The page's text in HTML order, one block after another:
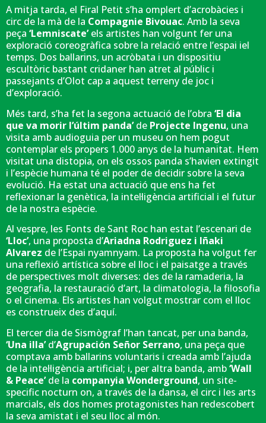
A mitja tarda, el Firal Petit s’ha omplert d’acrobàcies i
circ de la mà de la Compagnie Bivouac. Amb la seva
peça ‘Lemniscate’els artistes han volgunt fer una
exploració coreogràfica sobre la relació entre l’espai iel
temps. Dos ballarins, un acròbata i un dispositiu
escultòric bastant cridaner han atret al públic i
passejants d’Olot cap a aquest terreny de joc i
d’exploració.
Més tard, s’ha fet la segona actuació de l’obra ‘El dia
que va morir l’últim panda’de Projecte Ingenu, una
visita amb audioguia per un museu on hem pogut
contemplar els propers 1.000 anys de la humanitat. Hem
visitat una distopia, on els ossos panda s’havien extingit
i l’espècie humana té el poder de decidir sobre la seva
evolució. Ha estat una actuació que ens ha fet
reflexionar la genètica, la intel·ligència artificial i el futur
de la nostra espècie.
Al vespre, les Fonts de Sant Roc han estat l’escenari de
‘Lloc’, una proposta d’Ariadna Rodriguez i Iñaki
Alvarez de l’Espai nyamnyam. La proposta ha volgut fer
una reflexió artística sobre el lloc i el paisatge a través
de perspectives molt diverses: des de la ramaderia, la
geografia, la restauració d’art, la climatologia, la filosofia
o el cinema. Els artistes han volgut mostrar com el lloc
es construeix des d’aquí.
El tercer dia de Sismògraf l’han tancat, per una banda,
‘Una illa’d’Agrupación Señor Serrano, una peça que
comptava amb ballarins voluntaris i creada amb l’ajuda
de la intel·ligència artificial; i, per altra banda, amb‘Wall
& Peace’de la companyia Wonderground, un site-
specific nocturn on, a través de la dansa, el circ i les arts
marcials, els dos homes protagonistes han redescobert
la seva amistat i el seu lloc al món.